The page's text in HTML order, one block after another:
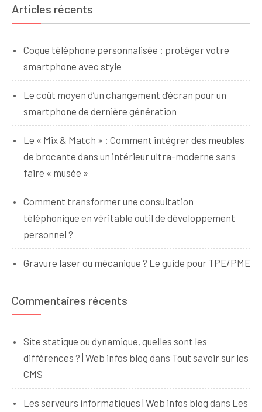
Articles récents
Coque téléphone personnalisée : protéger votre
smartphone avec style
Le coût moyen d’un changement d’écran pour un
smartphone de dernière génération
Le « Mix & Match » : Comment intégrer des meubles
de brocante dans un intérieur ultra-moderne sans
faire « musée »
Comment transformer une consultation
téléphonique en véritable outil de développement
personnel ?
Gravure laser ou mécanique ? Le guide pour TPE/PME
Commentaires récents
Site statique ou dynamique, quelles sont les
différences ? | Web infos blog dans Tout savoir sur les
CMS
Les serveurs informatiques | Web infos blog dans Les